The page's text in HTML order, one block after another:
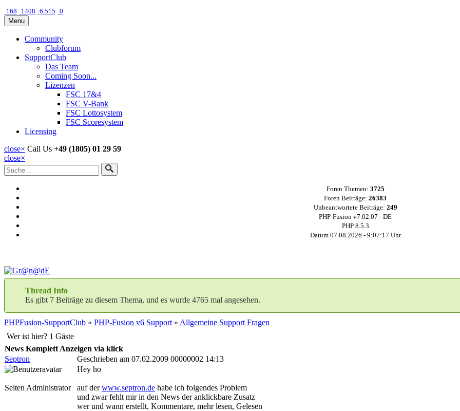
168 1408 6.515 0
Menu
Community
Clubforum
SupportClub
Das Team
Coming Soon...
Lizenzen
FSC 17&4
FSC V-Bank
FSC Lottosystem
FSC Scoresystem
Licensing
close× Call Us +49 (1805) 01 29 59
close×
Foren Themen: 3725
Foren Beiträge: 26383
Unbeantwortete Beiträge: 249
PHP-Fusion v7.02.07 - DE
PHP 8.5.3
Datum 07.08.2026 - 9:07:18 Uhr
Thread Info
Es gibt 7 Beiträge zu diesem Thema, und es wurde 4765 mal angesehen.
PHPFusion-SupportClub » PHP-Fusion v6 Support » Allgemeine Support Fragen
Wer ist hier? 1 Gäste
News Komplett Anzeigen via klick
Septron
Geschrieben am 07.02.2009 00000002 14:13
Seiten Administrator
Hey ho
auf derwww.septron.de habe ich folgendes Problem
und zwar fehlt mir in den News der anklickbare Zusatz
wer und wann erstellt, Kommentare, mehr lesen, Gelesen